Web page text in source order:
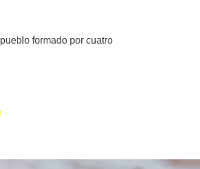
formado por cuatro